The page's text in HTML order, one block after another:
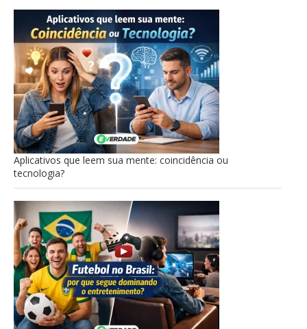
Aplicativos que leem sua mente: coincidência ou
tecnologia?